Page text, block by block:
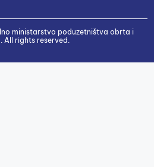
ministarstvo poduzetništva obrta i
All rights reserved.